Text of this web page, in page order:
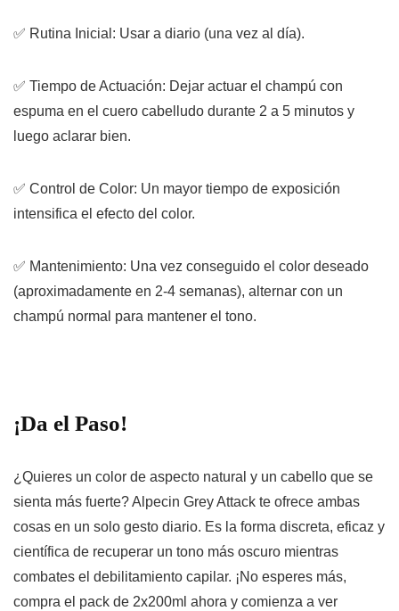
✅ Rutina Inicial: Usar a diario (una vez al día).
✅ Tiempo de Actuación: Dejar actuar el champú con
espuma en el cuero cabelludo durante 2 a 5 minutos y
luego aclarar bien.
✅ Control de Color: Un mayor tiempo de exposición
intensifica el efecto del color.
✅ Mantenimiento: Una vez conseguido el color deseado
(aproximadamente en 2-4 semanas), alternar con un
champú normal para mantener el tono.
¡Da el Paso!
¿Quieres un color de aspecto natural y un cabello que se
sienta más fuerte?Alpecin Grey Attack te ofrece ambas
cosas en un solo gesto diario. Es la forma discreta, eficaz y
científica de recuperar un tono más oscuro mientras
combates el debilitamiento capilar. ¡No esperes más,
compra el pack de 2x200ml ahora y comienza a ver